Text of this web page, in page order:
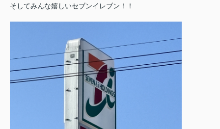
そしてみんな嬉しいセブンイレブン！！